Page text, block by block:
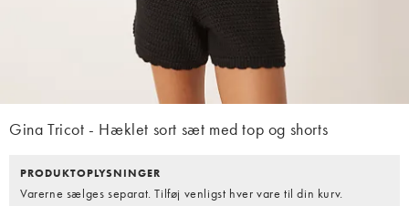
Gina Tricot - Hæklet sort sæt med top og shorts
PRODUKTOPLYSNINGER
Varerne sælges separat. Tilføj venligst hver vare til din kurv.